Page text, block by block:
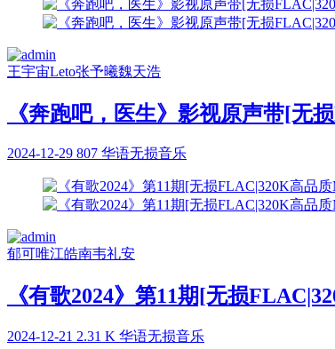
王宇宙Leto张予曦魏天浩
《奔跑吧，医生》影视原声带[无
2024-12-29 807 华语无损音乐
郁可唯江皓南韦礼安
《有歌2024》第11期[无损
2024-12-21 2.31 K 华语无损音乐